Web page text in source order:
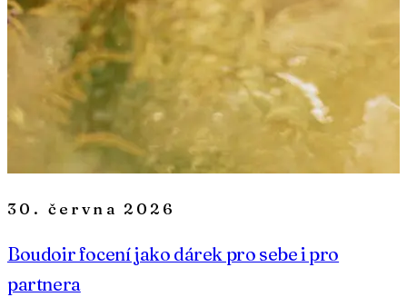
30. června 2026
Boudoir focení jako dárek pro sebe i pro
partnera